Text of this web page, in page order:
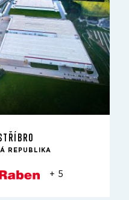
REPUBLIKA
+ 5